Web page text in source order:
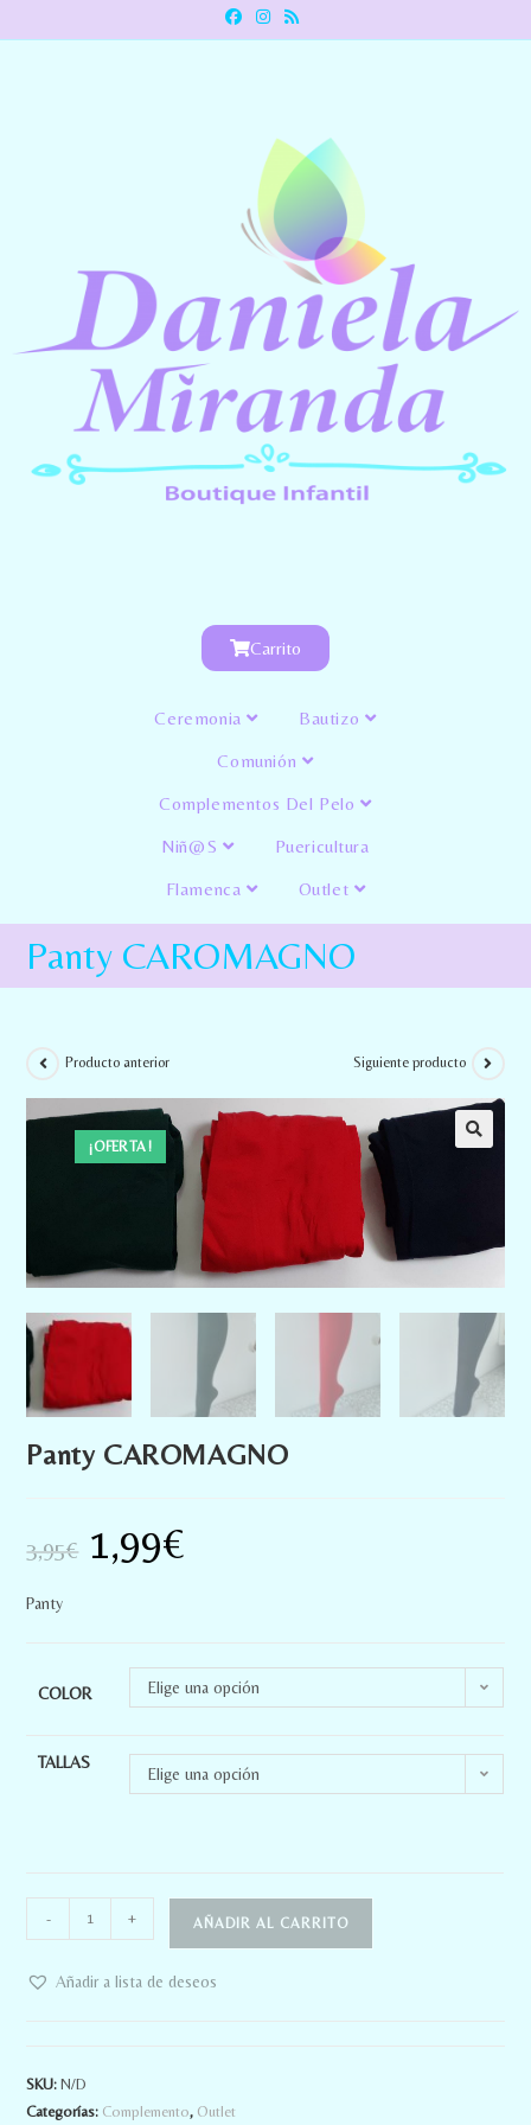
Carrito
Ceremonia Bautizo
Comunión
Complementos Del Pelo
Niñ@s Puericultura
Flamenca Outlet
Panty CAROMAGNO
¡OFERTA!
Producto anterior Siguiente producto
Panty CAROMAGNO
3,95€ 1,99€
Panty
COLOR Elige una opción
TALLAS
Elige una opción
- + AÑADIR AL CARRITO
Añadir a lista de deseos
SKU:N/D
Categorías: Complemento, Outlet